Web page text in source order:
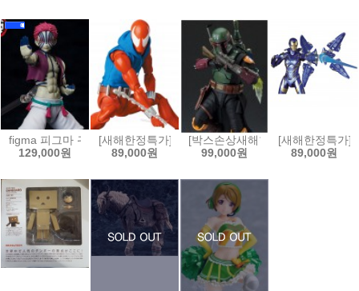
figma 피그마 귀멸의 칼날 - 아카자[4570001514524]
129,000원
[새해한정특가]MAFEX No.186 스칼렛 스파이더(코
89,000원
[박스손상새해한정특가
99,000원
[새해한정특가
89,000원